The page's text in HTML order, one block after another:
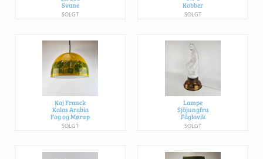
Svane
SOLGT
Kobber
SOLGT
Kaj Franck
Kalas Arabia
Fog og Mørup
SOLGT
Lampe
Sjöjungfru
Fåglavik
SOLGT